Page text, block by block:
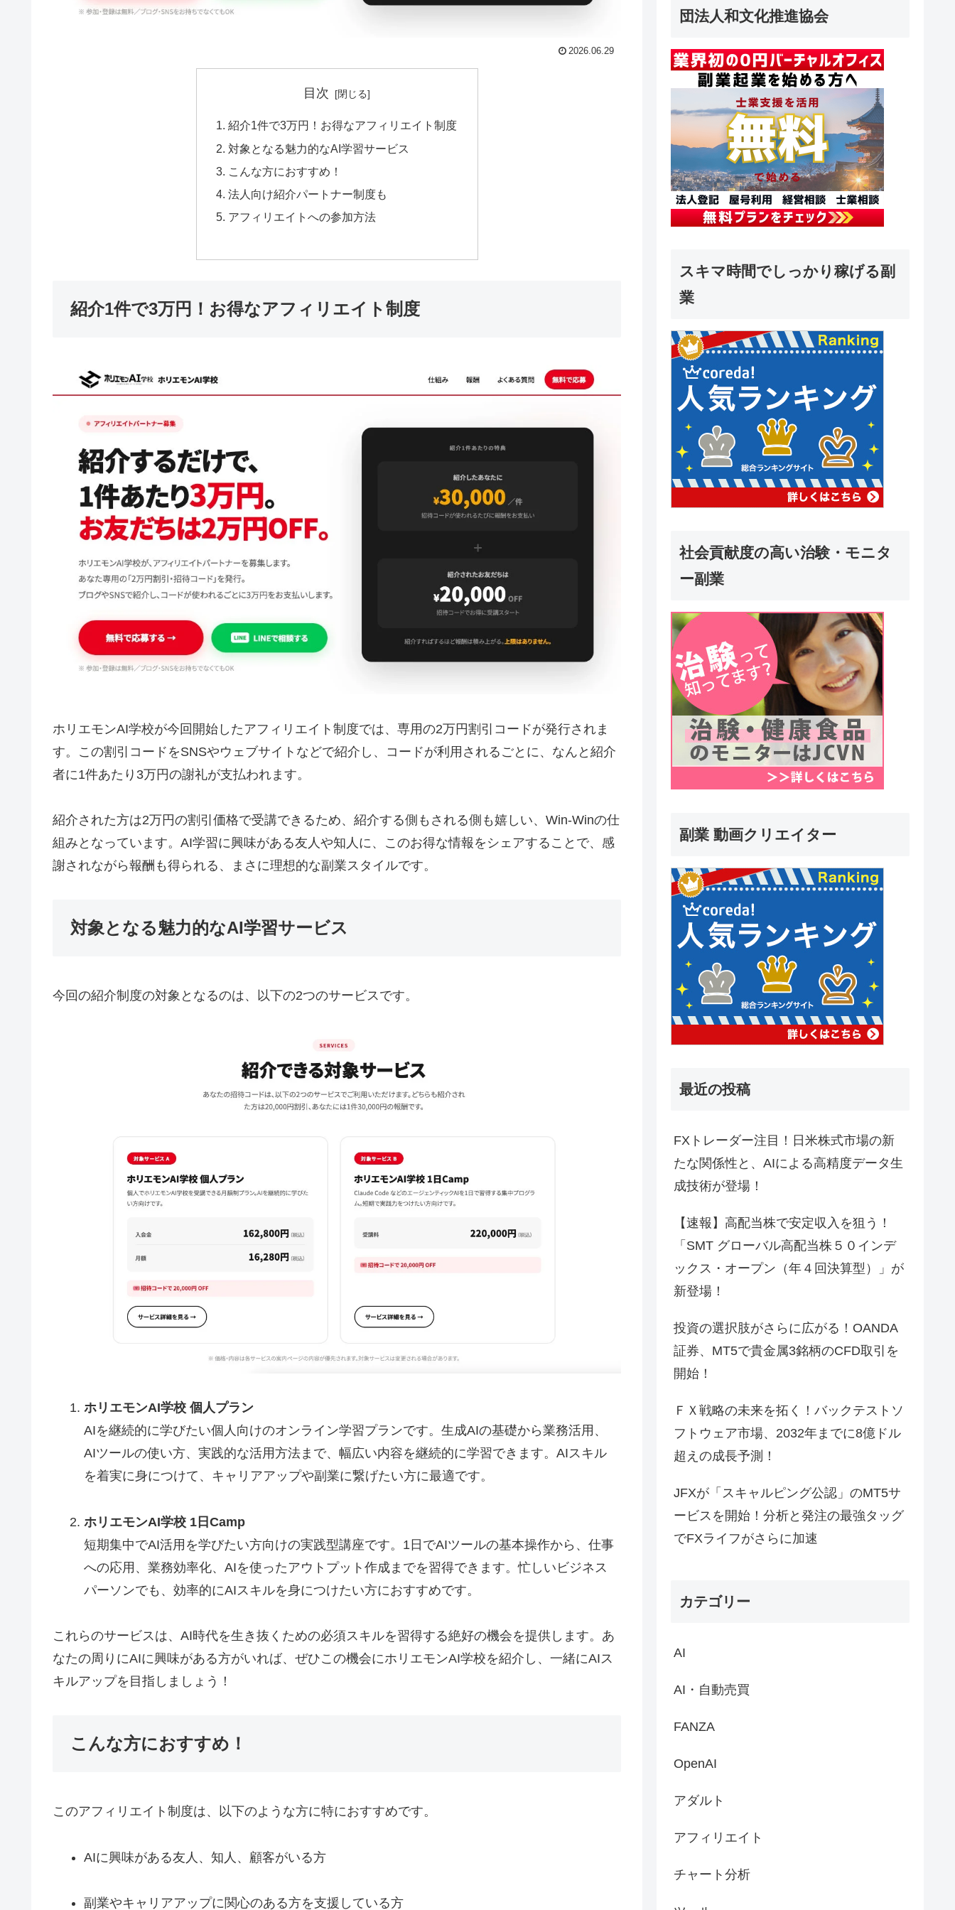
2026.06.29
目次
紹介1件で3万円！お得なアフィリエイト制度
対象となる魅力的なAI学習サービス
こんな方におすすめ！
法人向け紹介パートナー制度も
アフィリエイトへの参加方法
紹介1件で3万円！お得なアフィリエイト制度
ホリエモンAI学校が今回開始したアフィリエイト制度では、専用の2万円割引コードが発行されま
す。この割引コードをSNSやウェブサイトなどで紹介し、コードが利用されるごとに、なんと紹介
者に1件あたり3万円の謝礼が支払われます。
紹介された方は2万円の割引価格で受講できるため、紹介する側もされる側も嬉しい、Win-Winの仕
組みとなっています。AI学習に興味がある友人や知人に、このお得な情報をシェアすることで、感
謝されながら報酬も得られる、まさに理想的な副業スタイルです。
対象となる魅力的なAI学習サービス
今回の紹介制度の対象となるのは、以下の2つのサービスです。
ホリエモンAI学校 個人プラン
AIを継続的に学びたい個人向けのオンライン学習プランです。生成AIの基礎から業務活用、
AIツールの使い方、実践的な活用方法まで、幅広い内容を継続的に学習できます。AIスキル
を着実に身につけて、キャリアアップや副業に繋げたい方に最適です。
ホリエモンAI学校 1日Camp
短期集中でAI活用を学びたい方向けの実践型講座です。1日でAIツールの基本操作から、仕事
への応用、業務効率化、AIを使ったアウトプット作成までを習得できます。忙しいビジネス
パーソンでも、効率的にAIスキルを身につけたい方におすすめです。
これらのサービスは、AI時代を生き抜くための必須スキルを習得する絶好の機会を提供します。あ
なたの周りにAIに興味がある方がいれば、ぜひこの機会にホリエモンAI学校を紹介し、一緒にAIス
キルアップを目指しましょう！
こんな方におすすめ！
このアフィリエイト制度は、以下のような方に特におすすめです。
AIに興味がある友人、知人、顧客がいる方
副業やキャリアアップに関心のある方を支援している方
団法人和文化推進協会
スキマ時間でしっかり稼げる副
業
社会貢献度の高い治験・モニタ
ー副業
副業 動画クリエイター
最近の投稿
FXトレーダー注目！日米株式市場の新
たな関係性と、AIによる高精度データ生
成技術が登場！
【速報】高配当株で安定収入を狙う！
「SMT グローバル高配当株５０インデ
ックス・オープン（年４回決算型）」が
新登場！
投資の選択肢がさらに広がる！OANDA
証券、MT5で貴金属3銘柄のCFD取引を
開始！
ＦＸ戦略の未来を拓く！バックテストソ
フトウェア市場、2032年までに8億ドル
超えの成長予測！
JFXが「スキャルピング公認」のMT5サ
ービスを開始！分析と発注の最強タッグ
でFXライフがさらに加速
カテゴリー
AI
AI・自動売買
FANZA
OpenAI
アダルト
アフィリエイト
チャート分析